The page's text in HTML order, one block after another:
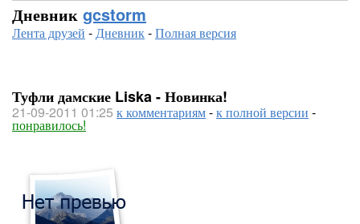
Дневник gcstorm
Лента друзей -Дневник-Полная версия
Туфли дамские Liska - Новинка!
21-09-2011 01:25 к комментариям-к полной версии -
понравилось!